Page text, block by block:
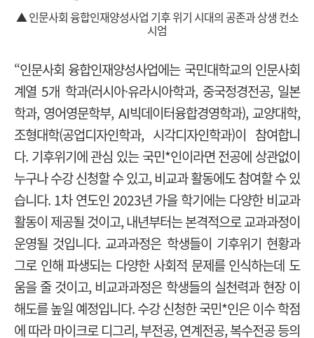
▲ 인문사회 융합인재양성사업 기후 위기 시대의 공존과 상생 컨소
시엄
“인문사회 융합인재양성사업에는 국민대학교의 인문사회
계열 5개 학과(러시아·유라시아학과, 중국정경전공, 일본
학과, 영어영문학부, AI빅데이터융합경영학과), 교양대학,
조형대학(공업디자인학과, 시각디자인학과)이 참여합니
다. 기후위기에 관심 있는 국민*인이라면 전공에 상관없이
누구나 수강 신청할 수 있고, 비교과 활동에도 참여할 수 있
습니다. 1차 연도인 2023년 가을 학기에는 다양한 비교과
활동이 제공될 것이고, 내년부터는 본격적으로 교과과정이
운영될 것입니다. 교과과정은 학생들이 기후위기 현황과
그로 인해 파생되는 다양한 사회적 문제를 인식하는데 도
움을 줄 것이고, 비교과과정은 학생들의 실천력과 현장 이
해도를 높일 예정입니다. 수강 신청한 국민*인은 이수 학점
에 따라 마이크로 디그리, 부전공, 연계전공, 복수전공 등의